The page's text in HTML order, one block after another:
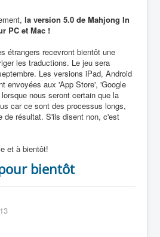
la version 5.0 de Mahjong In
PC et Mac !
étrangers recevront bientôt une
les traductions. Le jeu sera
Les versions iPad, Android
envoyées aux 'App Store', 'Google
nous seront certain que la
car ce sont des processus longs,
de résultat. S'ils disent non, c'est
et à bientôt!
bientôt